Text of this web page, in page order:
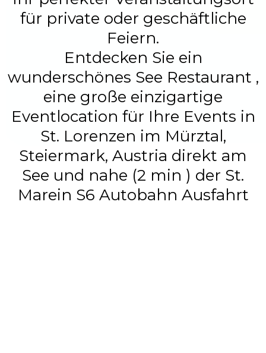
für private oder geschäftliche
Feiern.
Entdecken Sie ein
wunderschönes See Restaurant ,
eine große einzigartige
Eventlocation für Ihre Events in
St. Lorenzen im Mürztal,
Steiermark, Austria direkt am
See und nahe (2 min ) der St.
Marein S6 Autobahn Ausfahrt